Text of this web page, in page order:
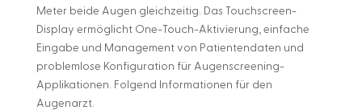
Meter beide Augen gleichzeitig. Das Touchscreen-
Display ermöglicht One-Touch-Aktivierung, einfache
Eingabe und Management von Patientendaten und
problemlose Konfiguration für Augenscreening-
Applikationen. Folgend Informationen für den
Augenarzt.